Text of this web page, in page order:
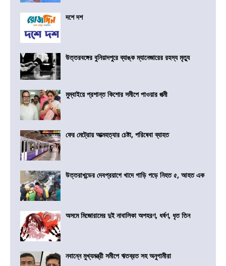
দশে দশ
উত্তরবঙ্গের বুনিয়াদপুরে ব্যাঙ্ক ম্যানেজারের রহস্য মৃত্যু
মুম্বাইয়ে প্রশান্ত কিশোর সমীপে পাওয়ার পত্মী
ফের মেট্রোয় আত্মহত্যার চেষ্টা, পরিষেবা ব্যাহত
উত্তরাখন্ডের দেবপ্রয়াগে খাদে গাড়ি পড়ে নিহত ৫, আহত এক
অসমে মিজোরামের দুই নাবালিকা অপহরণ, ধর্ষণ, ধৃত তিন
নবান্নে মুখ্যমন্ত্রী সমীপে ঋতব্রত সহ অনুগামীরা